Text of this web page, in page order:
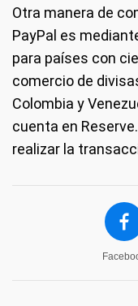
Otra manera de
PayPal es
para países con
comercio de
Colombia y
cuenta en
realizar la